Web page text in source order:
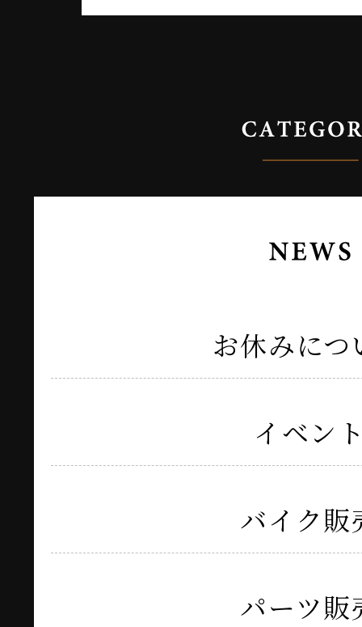
お休みにつ
イベン
バイク販
パーツ販